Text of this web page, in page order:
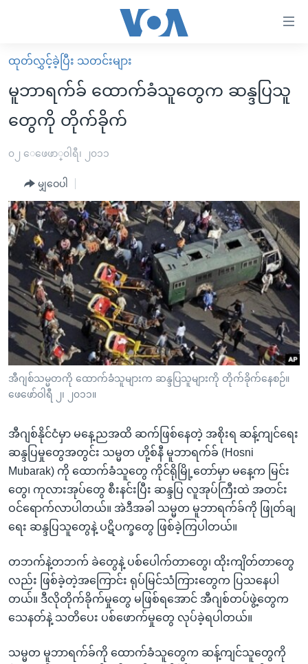
လွယ်ကူ
စေ
Link
များ
အကြောင်းအရာ
သို့
ကျော်
ကြည့်
ရန်
ပင်မ
အ
ညွန်း
စာမျက်နှာ
သို့
ကျော်
ရှာဖွေ
မူလစာမျက်နှာ
မြန်မာ
ကမ္ဘာ့သတင်းများ
အစ္စရေး-ပါလက်စတိုင်း
ရပ်ဝန်းတခု လမ်းတခု အလွန်
အင်္ဂလိပ်စာလေ့လာမယ်
အမေရိကန်သုံးအီဒီယံ
မကြေးမုံရဲ့ အင်္ဂလိပ်စာ
ရုပ်ရှင်ထဲက အင်္ဂလိပ်စာ
သုတပဒေသာ အင်္ဂလိပ်စာ
အပတ်စဉ်ကဏ္ဍများ
ရေဒီယို
တီဗွီ
ရေဒီယိုနှင့်ရုပ်သံ အချက်အလက်များ
ရေဒီယို/တီဗွီအစီအစဉ်
Learning English
ဗွီအိုအေ လူမှုကွန်ယက်များ
ဘာသာစကားများ
ထုတ်လွှင့်ခဲ့ပြီး သတင်းများ
မူဘာရက်ခ် ထောက်ခံသူတွေက ဆန္ဒပြသူ
တွေကို တိုက်ခိုက်
၀၂ ေဖေဖာ္၀ါရီ၊ ၂၀၁၁
မျှဝေပါ
အီဂျစ်သမ္မတကို ထောက်ခံသူများက ဆန္ဒပြသူများကို တိုက်ခိုက်နေစဉ်။
ဖေဖော်ဝါရီ ၂၊ ၂၀၁၁။
အီဂျစ်နိုင်ငံမှာ မနေ့ညအထိ ဆက်ဖြစ်နေတဲ့ အစိုးရ ဆန့်ကျင်ရေး
ဆန္ဒပြမှုတွေအတွင်း သမ္မတ ဟို့စ်နီ မူဘာရက်ခ် (Hosni
Mubarak) ကို ထောက်ခံသူတွေ ကိုင်ရိုမြို့တော်မှာ မနေ့က မြင်း
တွေ၊ ကုလားအုပ်တွေ စီးနင်းပြီး ဆန္ဒပြ လူအုပ်ကြီးထဲ အတင်း
ဝင်ရောက်လာပါတယ်။ အဲဒီအခါ သမ္မတ မူဘာရက်ခ်ကို ဖြုတ်ချ
ရေး ဆန္ဒပြသူတွေနဲ့ ပဋိပက္ခတွေ ဖြစ်ခဲ့ကြပါတယ်။
တဘက်နဲ့တဘက် ခဲတွေနဲ့ ပစ်ပေါက်တာတွေ၊ ထိုးကျိတ်တာတွေ
လည်း ဖြစ်ခဲ့တဲ့အကြောင်း ရုပ်မြင်သံကြားတွေက ပြသနေပါ
တယ်။ ဒီလိုတိုက်ခိုက်မှုတွေ မဖြစ်ရအောင် အီဂျစ်တပ်ဖွဲ့တွေက
သေနတ်နဲ့ သတိပေး ပစ်ဖောက်မှုတွေ လုပ်ခဲ့ရပါတယ်။
သမ္မတ မူဘာရက်ခ်ကို ထောက်ခံသူတွေက ဆန့်ကျင်သူတွေကို